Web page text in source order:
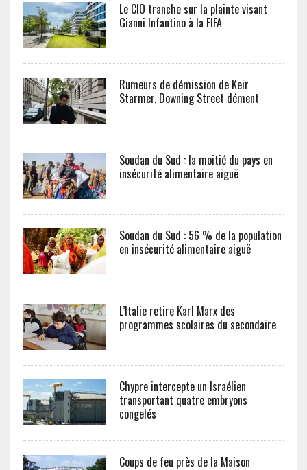
Le CIO tranche sur la plainte visant
Gianni Infantino à la FIFA
Rumeurs de démission de Keir
Starmer, Downing Street dément
Soudan du Sud : la moitié du pays en
insécurité alimentaire aiguë
Soudan du Sud : 56 % de la population
en insécurité alimentaire aiguë
L’Italie retire Karl Marx des
programmes scolaires du secondaire
Chypre intercepte un Israélien
transportant quatre embryons
congelés
Coups de feu près de la Maison